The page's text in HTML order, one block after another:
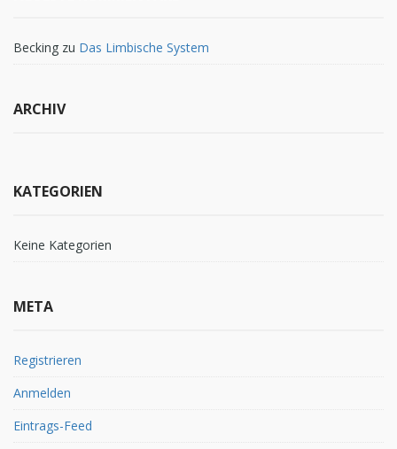
Becking zu Das Limbische System
ARCHIV
KATEGORIEN
Keine Kategorien
META
Registrieren
Anmelden
Eintrags-Feed